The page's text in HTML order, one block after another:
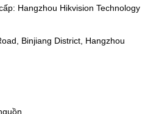
Hangzhou Hikvision Technology
Binjiang District, Hangzhou